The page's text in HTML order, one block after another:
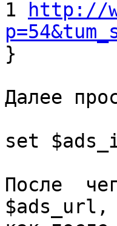
1
http://
}
Далее
set
После
$ads_url,